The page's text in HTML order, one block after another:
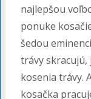
najlepšou
ponuke
šedou
trávy skracujú,
kosenia trávy.
kosačka